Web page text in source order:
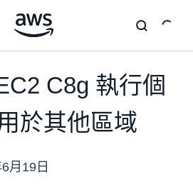
C8g 執行個
於其他區域
月19日